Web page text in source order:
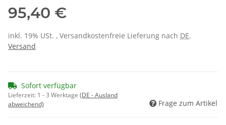
95,40 €
inkl. 19% USt. , Versandkostenfreie Lieferung nach DE.
Versand
Sofort verfügbar
Lieferzeit: 1 - 3 Werktage (DE - Ausland
abweichend)
Frage zum Artikel